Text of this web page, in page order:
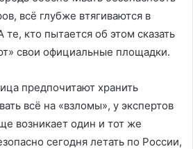
всё глубже втягиваются в
те, кто пытается об этом сказать
свои официальные площадки.
предпочитают хранить
всё на «взломы», у экспертов
возникает один и тот же
сегодня летать по России,